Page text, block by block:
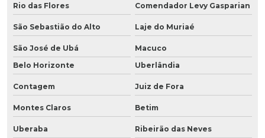
Rio das Flores Comendador Levy Gasparian
São Sebastião do Alto Laje do Muriaé
São José de Ubá
Macuco
Belo Horizonte
Uberlândia
Contagem Juiz de Fora
Montes Claros Betim
Uberaba Ribeirão das Neves